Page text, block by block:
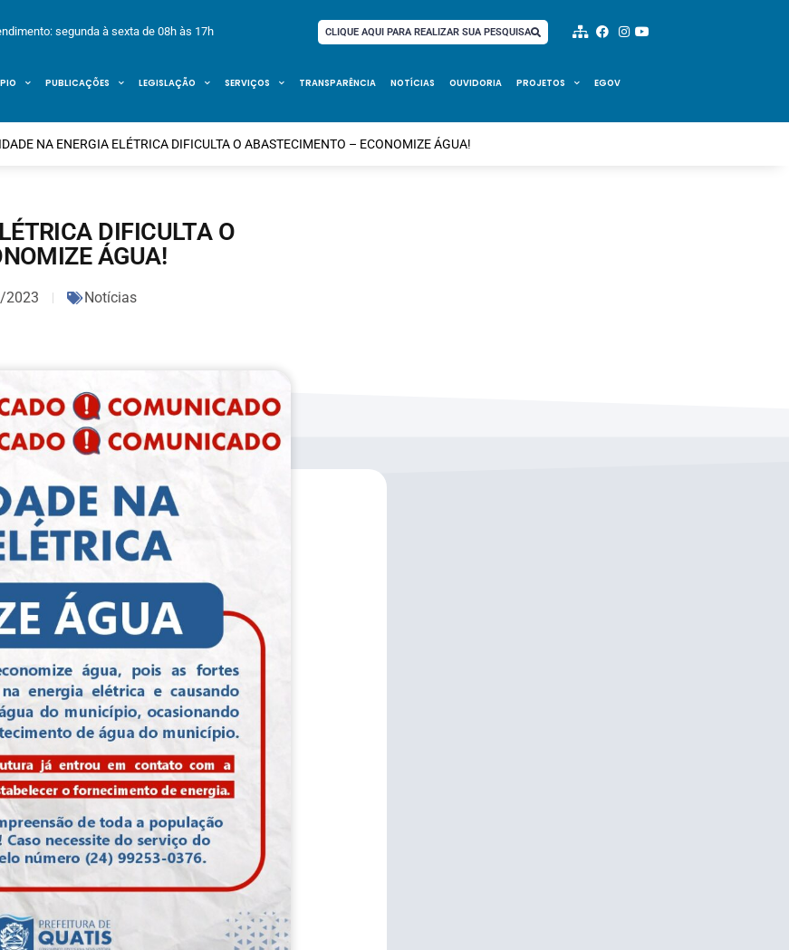
segunda à sexta de 08h às 17h CLIQUE AQUI PARA REALIZAR SUA PESQUISA
PUBLICAÇÕES LEGISLAÇÃO SERVIÇOS TRANSPARÊNCIA NOTÍCIAS OUVIDORIA PROJETOS EGOV
NA ENERGIA ELÉTRICA DIFICULTA O ABASTECIMENTO – ECONOMIZE ÁGUA!
DIFICULTA O
ÁGUA!
2023 Notícias